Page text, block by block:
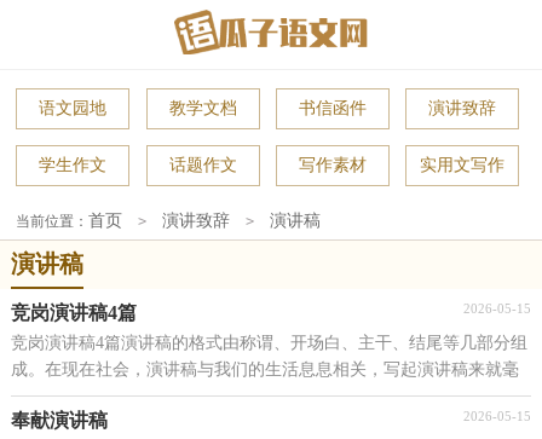
语文园地 教学文档 书信函件 演讲致辞
学生作文 话题作文 写作素材 实用文写作
当前位置：首页 > 演讲致辞 > 演讲稿
演讲稿
竞岗演讲稿4篇 2026-05-15
竞岗演讲稿4篇演讲稿的格式由称谓、开场白、主干、结尾等几部分组
成。在现在社会，演讲稿与我们的生活息息相关，写起演讲稿来就毫
无头绪？以下是小编为大家收集的竞岗演讲稿4篇，希...
奉献演讲稿 2026-05-15